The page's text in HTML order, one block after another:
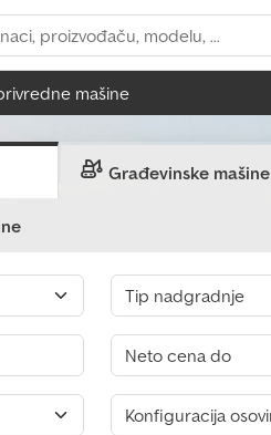
mašine
Građevinske mašine